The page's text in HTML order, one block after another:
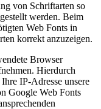
von Schriftarten so
werden. Beim
Web Fonts in
korrekt anzuzeigen.
Browser
Hierdurch
IP-Adresse unsere
Google Web Fonts